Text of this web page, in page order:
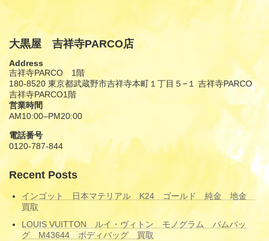
大黒屋 吉祥寺PARCO店
Address
吉祥寺PARCO 1階
180-8520 東京都武蔵野市吉祥寺本町１丁目５−１ 吉祥寺PARCO
吉祥寺PARCO1階
営業時間
AM10:00–PM20:00
電話番号
0120-787-844
Recent Posts
インゴット 日本マテリアル K24 ゴールド 純金 地金
買取
LOUIS VUITTON ルイ・ヴィトン モノグラム バムバッ
グ M43644 ボディバッグ 買取